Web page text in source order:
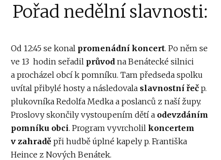
Pořad nedělní slavnosti:
Od 12:45 se konal promenádní koncert. Po něm se
ve 13 hodin seřadil průvod na Benátecké silnici
a procházel obcí k pomníku. Tam předseda spolku
uvítal přibylé hosty a následovala slavnostní řeč p.
plukovníka Redolfa Medka a poslanců z naší župy.
Proslovy skončily vystoupením dětí a odevzdáním
pomníku obci. Program vyvrcholilkoncertem
v zahradě při hudbě úplné kapely p. Františka
Heince z Nových Benátek.